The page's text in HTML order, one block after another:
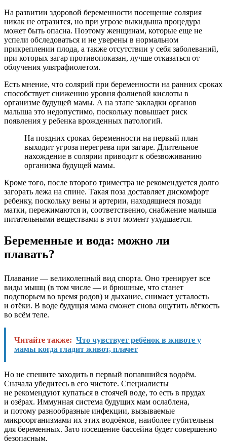
На развитии здоровой беременности посещение солярия
никак не отразится, но при угрозе выкидыша процедура
может быть опасна. Поэтому женщинам, которые еще не
успели обследоваться и не уверены в нормальном
прикреплении плода, а также отсутствии у себя заболеваний,
при которых загар противопоказан, лучше отказаться от
облучения ультрафиолетом.
Есть мнение, что солярий при беременности на ранних сроках
способствует снижению уровня фолиевой кислоты в
организме будущей мамы. А на этапе закладки органов
малыша это недопустимо, поскольку повышает риск
появления у ребенка врожденных патологий.
На поздних сроках беременности на первый план
выходит угроза перегрева при загаре. Длительное
нахождение в солярии приводит к обезвоживанию
организма будущей мамы.
Кроме того, после второго триместра не рекомендуется долго
загорать лежа на спине. Такая поза доставляет дискомфорт
ребенку, поскольку вены и артерии, находящиеся позади
матки, пережимаются и, соответственно, снабжение малыша
питательными веществами в этот момент ухудшается.
Беременные и вода: можно ли
плавать?
Плавание — великолепный вид спорта. Оно тренирует все
виды мышц (в том числе — и брюшные, что станет
подспорьем во время родов) и дыхание, снимает усталость
и отёки. В воде будущая мама сможет снова ощутить лёгкость
во всём теле.
Читайте также: Что чувствует ребёнок в животе у
мамы когда гладит живот, плачет
Но не спешите заходить в первый попавшийся водоём.
Сначала убедитесь в его чистоте. Специалисты
не рекомендуют купаться в стоячей воде, то есть в прудах
и озёрах. Иммунная система будущих мам ослаблена,
и потому разнообразные инфекции, вызываемые
микроорганизмами их этих водоёмов, наиболее губительны
для беременных. Зато посещение бассейна будет совершенно
безопасным.